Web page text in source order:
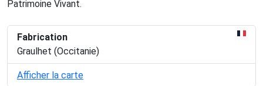
Patrimoine Vivant.
Fabrication
Graulhet (Occitanie)
Afficher la carte